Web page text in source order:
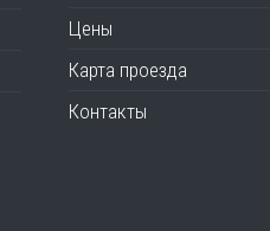
Цены
Карта проезда
Контакты